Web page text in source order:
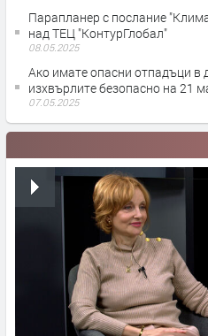
Парапланер с послание
над ТЕЦ "КонтурГлобал"
08.05.2025
Ако имате опасни отпадъци в
изхвърлите безопасно на 21
07.05.2025